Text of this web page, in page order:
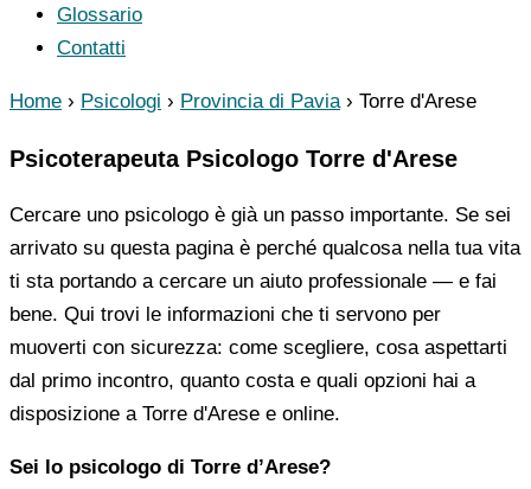
Glossario
Contatti
Home › Psicologi › Provincia di Pavia › Torre d'Arese
Psicoterapeuta Psicologo Torre d'Arese
Cercare uno psicologo è già un passo importante. Se sei
arrivato su questa pagina è perché qualcosa nella tua vita
ti sta portando a cercare un aiuto professionale — e fai
bene. Qui trovi le informazioni che ti servono per
muoverti con sicurezza: come scegliere, cosa aspettarti
dal primo incontro, quanto costa e quali opzioni hai a
disposizione a Torre d'Arese e online.
Sei lo psicologo di Torre d’Arese?